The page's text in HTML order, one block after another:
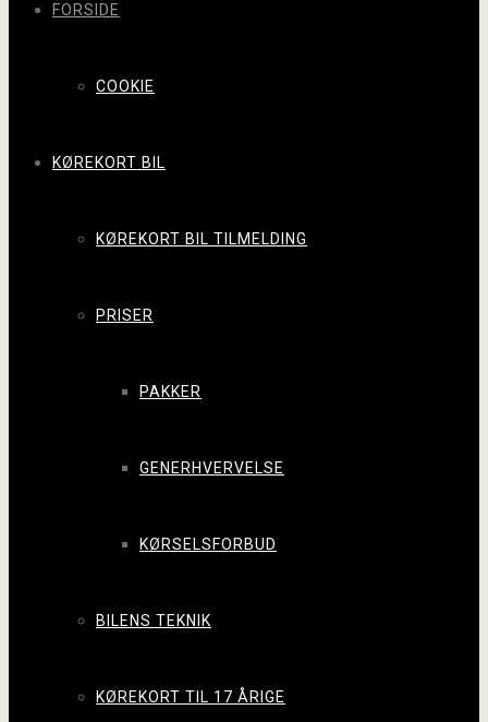
FORSIDE
COOKIE
KØREKORT BIL
KØREKORT BIL TILMELDING
PRISER
PAKKER
GENERHVERVELSE
KØRSELSFORBUD
BILENS TEKNIK
KØREKORT TIL 17 ÅRIGE